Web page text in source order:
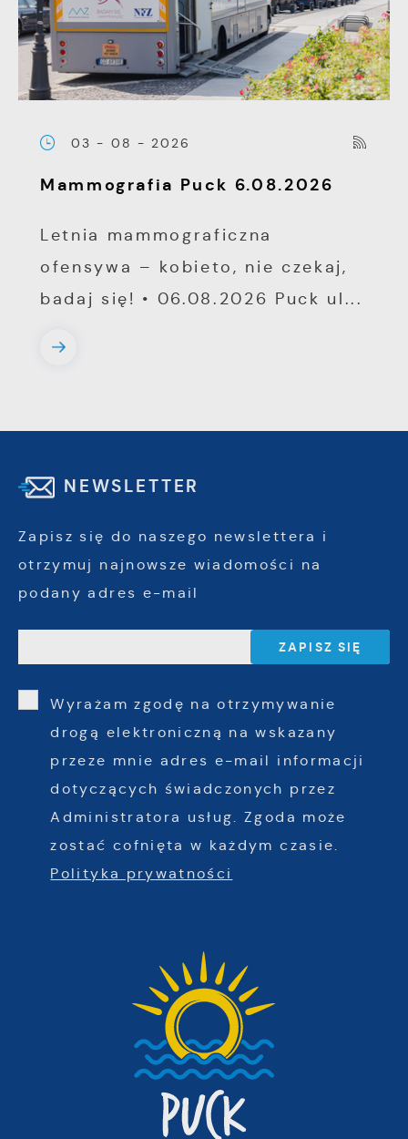
03 - 08 - 2026
Mammografia Puck 6.08.2026
Letnia mammograficzna
ofensywa – kobieto, nie czekaj,
badaj się! • 06.08.2026 Puck ul...
NEWSLETTER
Zapisz się do naszego newslettera i
otrzymuj najnowsze wiadomości na
podany adres e-mail
Wyrażam zgodę na otrzymywanie
drogą elektroniczną na wskazany
przeze mnie adres e-mail informacji
dotyczących świadczonych przez
Administratora usług. Zgoda może
zostać cofnięta w każdym czasie.
Polityka prywatności